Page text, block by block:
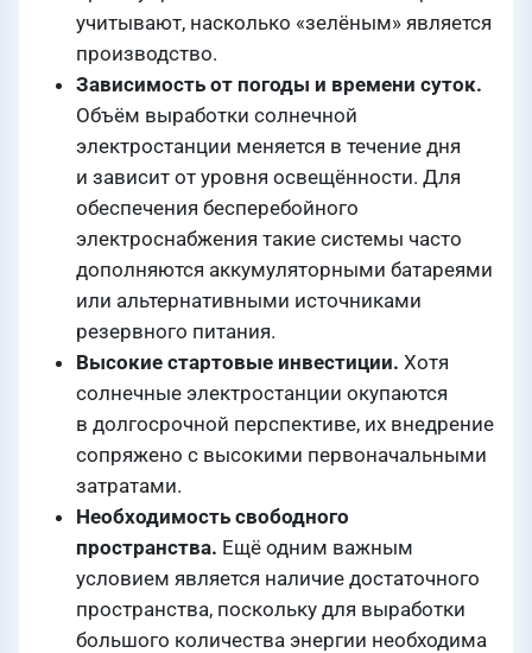
учитывают, насколько «зелёным» является
производство.
Зависимость от погоды и времени суток.
Объём выработки солнечной
электростанции меняется в течение дня
и зависит от уровня освещённости. Для
обеспечения бесперебойного
электроснабжения такие системы часто
дополняются аккумуляторными батареями
или альтернативными источниками
резервного питания.
Высокие стартовые инвестиции. Хотя
солнечные электростанции окупаются
в долгосрочной перспективе, их внедрение
сопряжено с высокими первоначальными
затратами.
Необходимость свободного
пространства. Ещё одним важным
условием является наличие достаточного
пространства, поскольку для выработки
большого количества энергии необходима